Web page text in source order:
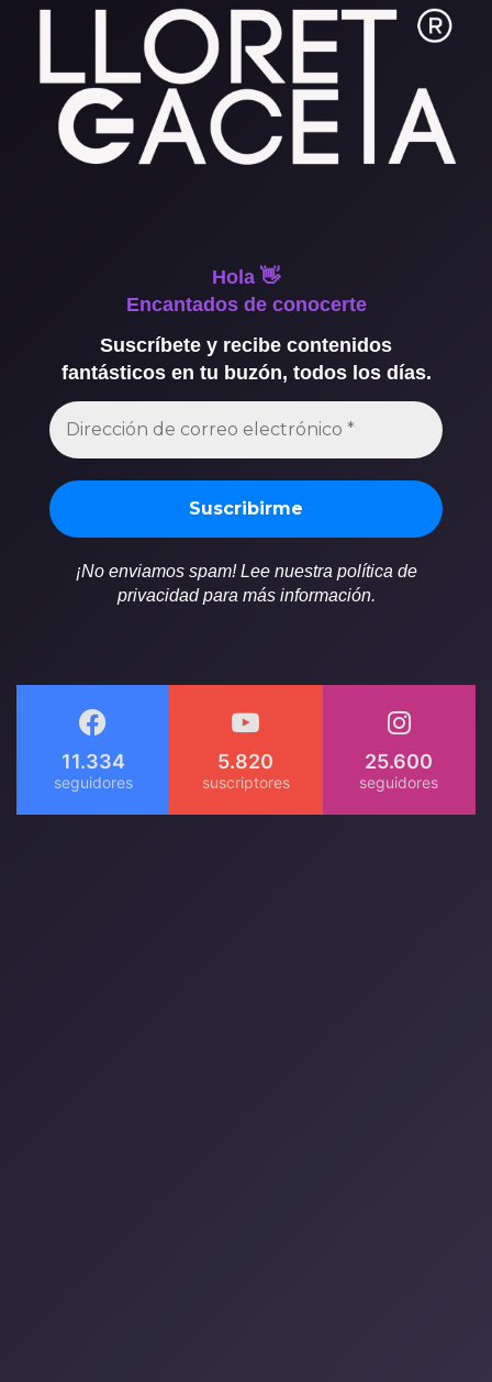
Hola 👋
Encantados de conocerte
Suscríbete y recibe contenidos
fantásticos en tu buzón, todos los días.
¡No enviamos spam! Lee nuestra política de
privacidad para más información.
11.334 5.820 25.600